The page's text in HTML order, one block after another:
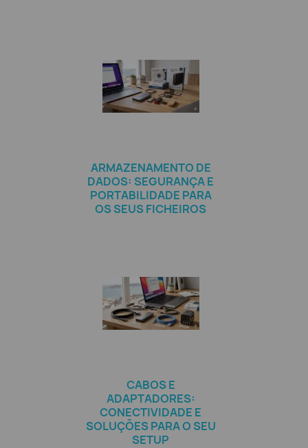
ARMAZENAMENTO DE
DADOS: SEGURANÇA E
PORTABILIDADE PARA
OS SEUS FICHEIROS
CABOS E
ADAPTADORES:
CONECTIVIDADE E
SOLUÇÕES PARA O SEU
SETUP